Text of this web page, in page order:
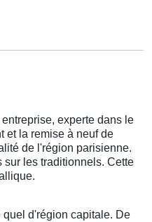
experte dans le
et la remise à neuf de
de l'région parisienne.
sur les traditionnels. Cette
d'région capitale. De